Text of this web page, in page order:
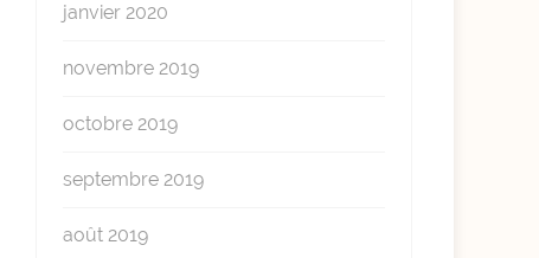
janvier 2020
novembre 2019
octobre 2019
septembre 2019
août 2019